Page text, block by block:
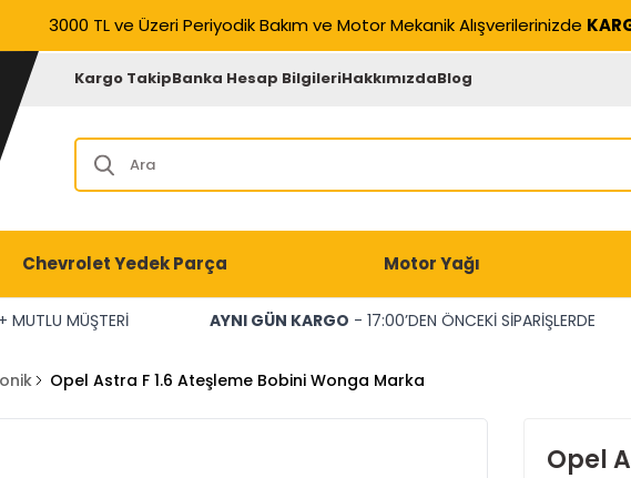
3000 TL ve Üzeri Periyodik Bakım ve Motor Mekanik Alışverilerinizde
Kargo TakipBanka Hesap BilgileriHakkımızdaBlog
Chevrolet Yedek Parça Motor Yağı
MÜŞTERİ AYNI GÜN KARGO - 17:00’DEN ÖNCEKİ SİPARİŞLERDE
Opel Astra F 1.6 Ateşleme Bobini Wonga Marka
Opel